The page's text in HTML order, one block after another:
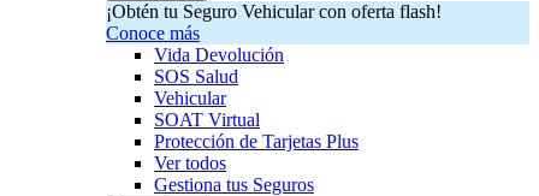
¡Obtén tu Seguro Vehicular con oferta flash!
Conoce más
Vida Devolución
SOS Salud
Vehicular
SOAT Virtual
Protección de Tarjetas Plus
Ver todos
Gestiona tus Seguros